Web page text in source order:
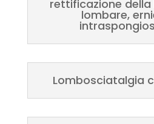
rettificazione della
lombare,
Lombosciatalgia